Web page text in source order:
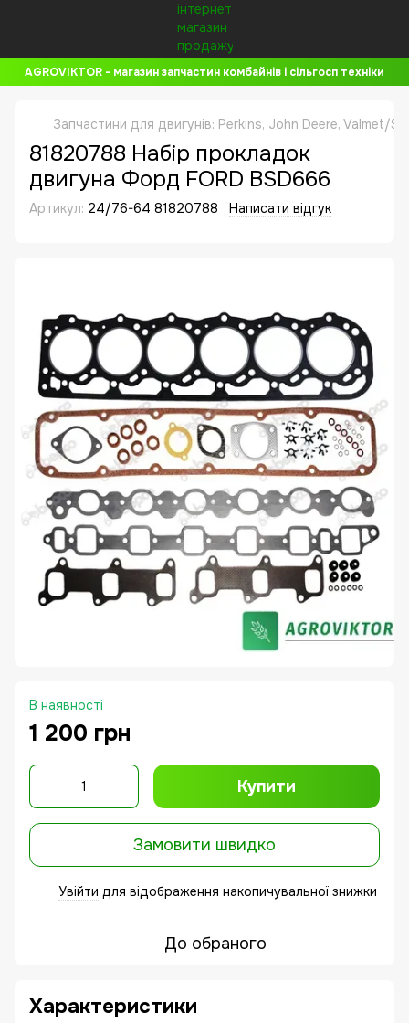
AGROVIKTOR - магазин запчастин комбайнів і сільгосп техніки
Запчастини для двигунів: Perkins, John Deere, Valmet/
81820788 Набір прокладок
двигуна Форд FORD BSD666
Артикул: 24/76-64 81820788 Написати відгук
В наявності
1 200 грн
Купити
Замовити швидко
Увійти для відображення накопичувальної знижки
До обраного
Характеристики